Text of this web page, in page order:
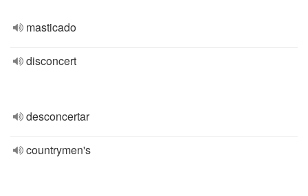
masticado
disconcert
desconcertar
countrymen's